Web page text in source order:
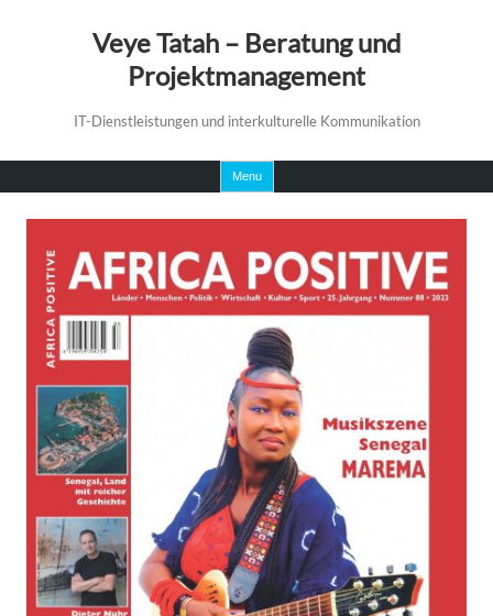
Veye Tatah – Beratung und
Projektmanagement
IT-Dienstleistungen und interkulturelle Kommunikation
Menu